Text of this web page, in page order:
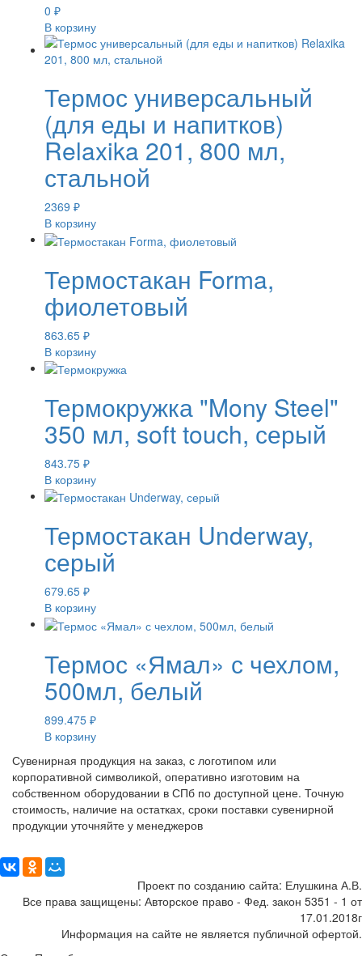
0 ₽
В корзину
Термос универсальный
(для еды и напитков)
Relaxika 201, 800 мл,
стальной
2369 ₽
В корзину
Термостакан Forma,
фиолетовый
863.65 ₽
В корзину
Термокружка "Mony Steel"
350 мл, soft touch, серый
843.75 ₽
В корзину
Термостакан Underway,
серый
679.65 ₽
В корзину
Термос «Ямал» с чехлом,
500мл, белый
899.475 ₽
В корзину
Сувенирная продукция на заказ, с логотипом или
корпоративной символикой, оперативно изготовим на
собственном оборудовании в СПб по доступной цене. Точную
стоимость, наличие на остатках, сроки поставки сувенирной
продукции уточняйте у менеджеров
Проект по созданию сайта: Елушкина А.В.
Все права защищены: Авторское право - Фед. закон 5351 - 1 от
17.01.2018г
Информация на сайте не является публичной офертой.